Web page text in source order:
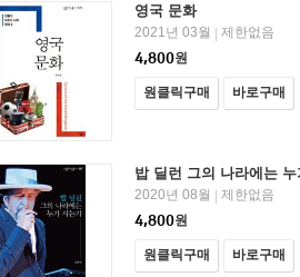
영국 문화
2021년 03월 | 제한없음
4,800원
원클릭구매 바로구매
밥 딜런 그의 나라에는
2020년 08월 | 제한없음
4,800원
원클릭구매 바로구매